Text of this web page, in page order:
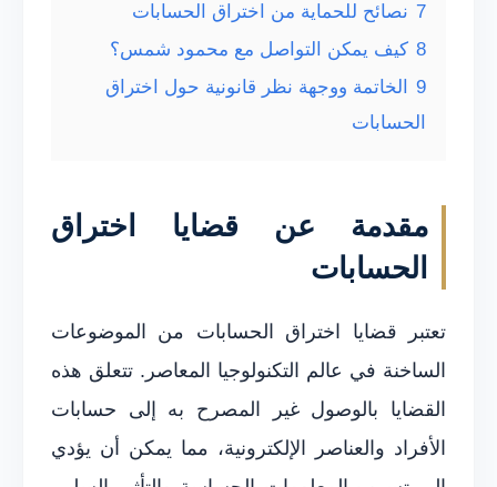
7 نصائح للحماية من اختراق الحسابات
8 كيف يمكن التواصل مع محمود شمس؟
9
الخاتمة ووجهة نظر قانونية حول اختراق
الحسابات
مقدمة عن قضايا اختراق
الحسابات
تعتبر قضايا اختراق الحسابات من الموضوعات
الساخنة في عالم التكنولوجيا المعاصر. تتعلق هذه
القضايا بالوصول غير المصرح به إلى حسابات
الأفراد والعناصر الإلكترونية، مما يمكن أن يؤدي